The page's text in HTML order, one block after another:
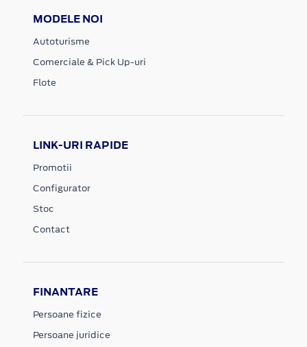
MODELE NOI
Autoturisme
Comerciale & Pick Up-uri
Flote
LINK-URI RAPIDE
Promotii
Configurator
Stoc
Contact
FINANTARE
Persoane fizice
Persoane juridice